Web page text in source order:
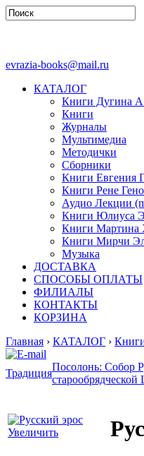
evrazia-books@mail.ru
КАТАЛОГ
Книги Дугина
Книги
Журналы
Мультимедиа
Методички
Сборники
Книги Евгения
Книги Рене
Аудио Лекции
Книги Юлиуса
Книги Мартина
Книги Мирчи
Музыка
ДОСТАВКА
СПОСОБЫ ОПЛАТЫ
ФИЛИАЛЫ
КОНТАКТЫ
КОРЗИНА
Главная › КАТАЛОГ ›
Традиция
Посолонь: Собор
старообрядческой
Увеличить